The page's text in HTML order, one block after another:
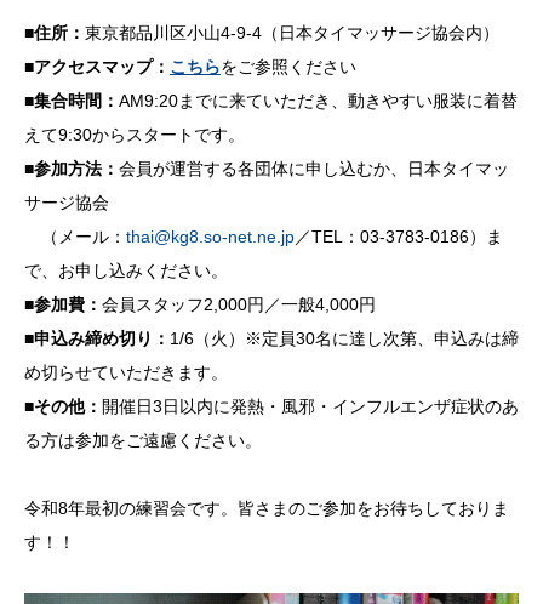
■住所： 東京都品川区小山4-9-4（日本タイマッサージ協会内）
■アクセスマップ： こちらをご参照ください
■集合時間： AM9:20までに来ていただき、動きやすい服装に着替
えて9:30からスタートです。
■参加方法： 会員が運営する各団体に申し込むか、日本タイマッ
サージ協会
（メール： thai@kg8.so-net.ne.jp／TEL：03-3783-0186）ま
で、お申し込みください。
■参加費： 会員スタッフ2,000円／一般4,000円
■申込み締め切り： 1/6（火）※定員30名に達し次第、申込みは締
め切らせていただきます。
■その他： 開催日3日以内に発熱・風邪・インフルエンザ症状のあ
る方は参加をご遠慮ください。
令和8年最初の練習会です。皆さまのご参加をお待ちしておりま
す！！